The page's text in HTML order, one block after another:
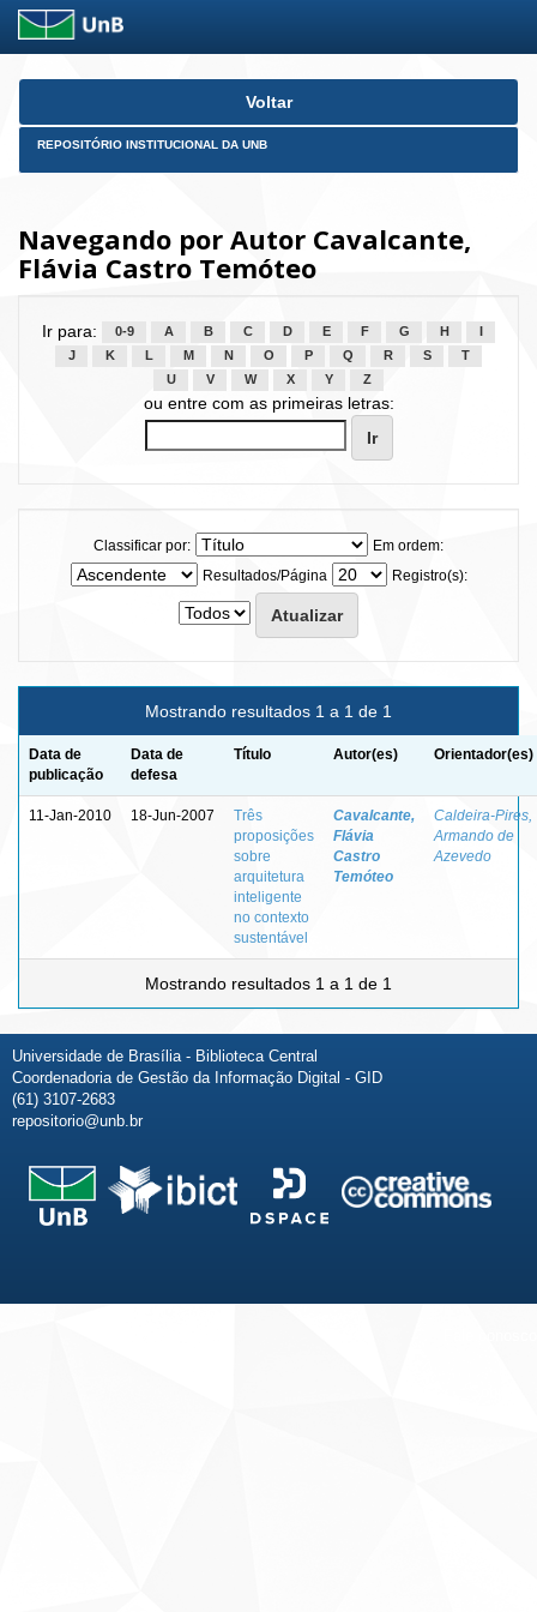
Skip
Voltar
REPOSITÓRIO INSTITUCIONAL DA UNB
Navegando por Autor Cavalcante,
Flávia Castro Temóteo
Ir para: 0-9 A B C D E F G H
J
K L M N O P Q R S
T
U
V W X Y Z
ou entre com as primeiras letras:
Classificar por:
Em ordem:
Resultados/Página
Registro(s):
Mostrando resultados 1 a 1 de 1
Data de
publicação
Data de
defesa
Título Autor(es) Orientador(es)
11-Jan-2010 18-Jun-2007
Três
proposições
sobre
arquitetura
inteligente
no contexto
sustentável
Cavalcante,
Flávia
Castro
Temóteo
Caldeira-Pires,
Armando de
Azevedo
Mostrando resultados 1 a 1 de 1
Universidade de Brasília - Biblioteca Central
Coordenadoria de Gestão da Informação Digital - GID
(61) 3107-2683
repositorio@unb.br